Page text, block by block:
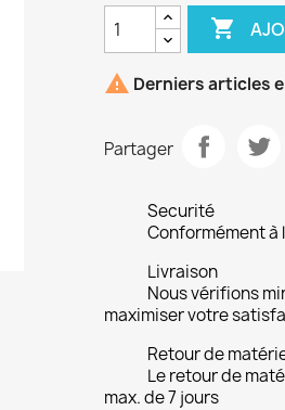

 Derniers articles
Partager
Securité
Conformément à
Livraison
Nous vérifions
maximiser votre
Retour de
Le retour de
max. de 7 jours